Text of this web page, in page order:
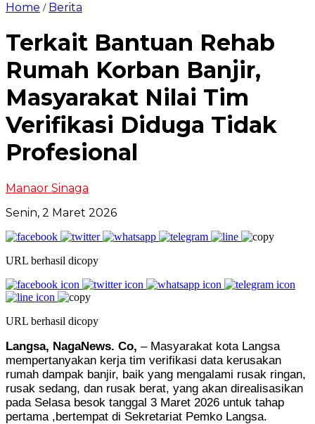
Home / Berita
Terkait Bantuan Rehab
Rumah Korban Banjir,
Masyarakat Nilai Tim
Verifikasi Diduga Tidak
Profesional
Manaor Sinaga
Senin, 2 Maret 2026
URL berhasil dicopy
URL berhasil dicopy
Langsa, NagaNews. Co, – Masyarakat kota Langsa
mempertanyakan kerja tim verifikasi data kerusakan
rumah dampak banjir, baik yang mengalami rusak ringan,
rusak sedang, dan rusak berat, yang akan direalisasikan
pada Selasa besok tanggal 3 Maret 2026 untuk tahap
pertama ,bertempat di Sekretariat Pemko Langsa.